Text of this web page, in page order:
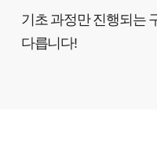
기초 과정만 진행되는
다릅니다!